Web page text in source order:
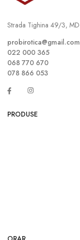
Strada Tighina 49/3,
probirotica@gmail.com
022 000 365
068 770 670
078 866 053
PRODUSE